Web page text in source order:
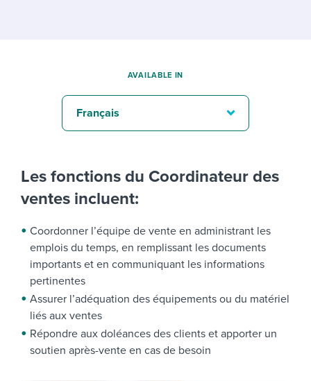
Les fonctions du Coordinateur des
ventes incluent:
Coordonner l’équipe de vente en administrant les
emplois du temps, en remplissant les documents
importants et en communiquant les informations
pertinentes
Assurer l’adéquation des équipements ou du matériel
liés aux ventes
Répondre aux doléances des clients et apporter un
soutien après-vente en cas de besoin
AVAILABLE IN
Français